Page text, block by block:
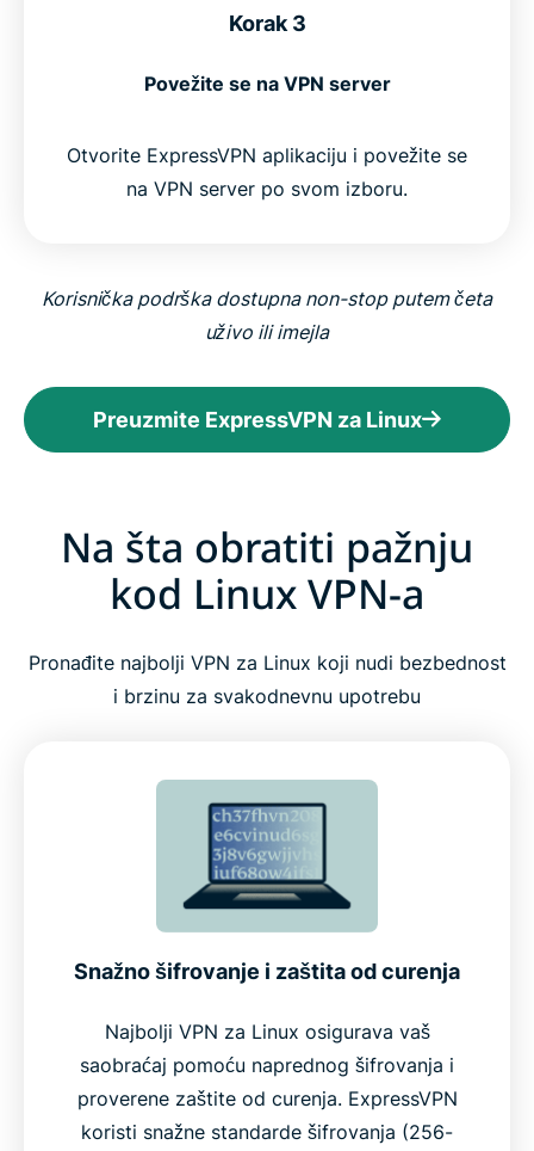
Korak 3
Povežite se na VPN server
Otvorite ExpressVPN aplikaciju i povežite se
na VPN server po svom izboru.
Korisnička podrška dostupna non-stop putem četa
uživo ili imejla
Preuzmite ExpressVPN za Linux
Na šta obratiti pažnju
kod Linux VPN-a
Pronađite najbolji VPN za Linux koji nudi bezbednost
i brzinu za svakodnevnu upotrebu
Snažno šifrovanje i zaštita od curenja
Najbolji VPN za Linux osigurava vaš
saobraćaj pomoću naprednog šifrovanja i
proverene zaštite od curenja. ExpressVPN
koristi snažne standarde šifrovanja (256-